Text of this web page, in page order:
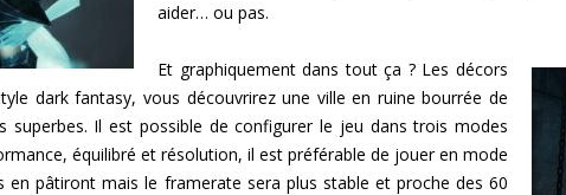
aider… ou pas.
Et graphiquement dans tout ça ? Les décors
dark fantasy, vous découvrirez une ville en ruine bourrée de
superbes. Il est possible de configurer le jeu dans trois modes
équilibré et résolution, il est préférable de jouer en mode
en pâtiront mais le framerate sera plus stable et proche des 60